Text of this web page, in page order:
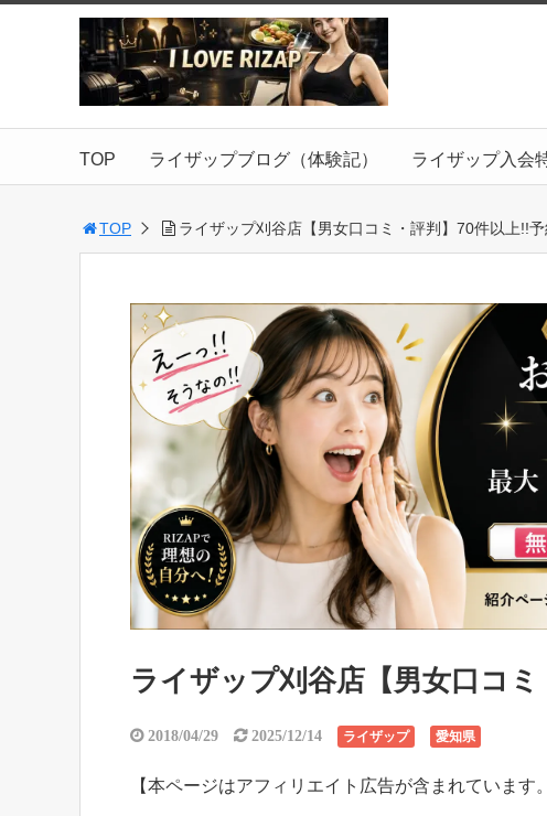
TOP ライザップブログ（体験記） ライザップ入会
TOP ライザップ刈谷店【男女口コミ・評判】70件以上!!
ライザップ刈谷店【男女口コ
2018/04/29 2025/12/14 ライザップ 愛知県
【本ページはアフィリエイト広告が含まれています